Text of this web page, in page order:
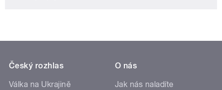
Český rozhlas
Válka na Ukrajině
O nás
Jak nás naladíte